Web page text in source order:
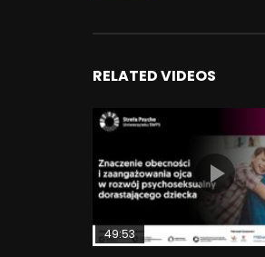
RELATED VIDEOS
49:53